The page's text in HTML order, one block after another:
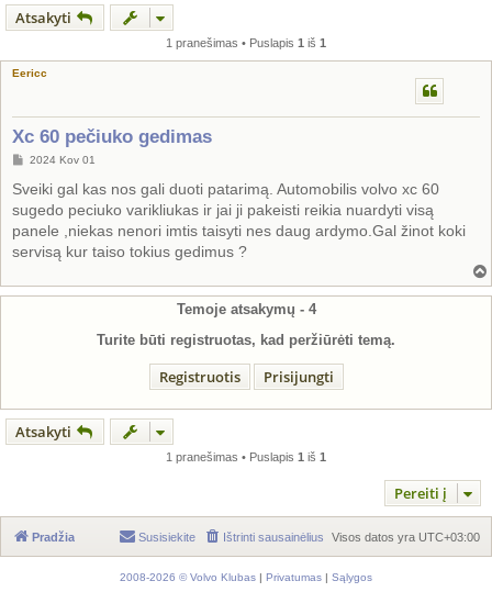
Atsakyti
1 pranešimas • Puslapis 1 iš 1
Eericc
Xc 60 pečiuko gedimas
S
a
n
d
r
t
ė
2024 Kov 01
Sveiki gal kas nos gali duoti patarimą. Automobilis volvo xc 60
sugedo peciuko varikliukas ir jai ji pakeisti reikia nuardyti visą
panele ,niekas nenori imtis taisyti nes daug ardymo.Gal žinot koki
servisą kur taiso tokius gedimus ?
i
Temoje atsakymų - 4
Turite būti registruotas, kad peržiūrėti temą.
Registruotis Prisijungti
Atsakyti
1 pranešimas • Puslapis 1 iš 1
Pereiti į
Pradžia Visos datos yra UTC+03:00
Ištrinti sausainėlius
Susisiekite
2008-2026 © Volvo Klubas | Privatumas | Sąlygos